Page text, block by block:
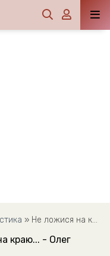
» Не ложися на краю... - Олег Кожин
краю... - Олег